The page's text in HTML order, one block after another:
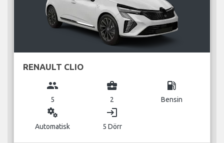
RENAULT CLIO
group
5
business_center
2
local_gas_station
Bensin
miscellaneous_services
Automatisk
login
5 Dörr